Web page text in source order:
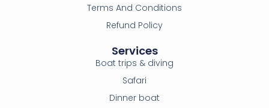
Services
Boat trips & diving
Safari
Dinner boat
Terms And Conditions
Refund Policy